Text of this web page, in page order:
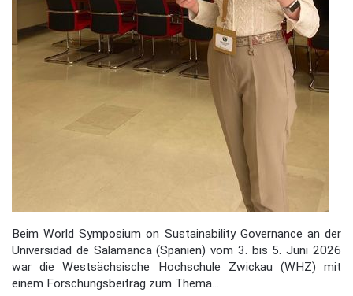
Beim World Symposium on Sustainability Governance an der
Universidad de Salamanca (Spanien) vom 3. bis 5. Juni 2026
war die Westsächsische Hochschule Zwickau (WHZ) mit
einem Forschungsbeitrag zum Thema...